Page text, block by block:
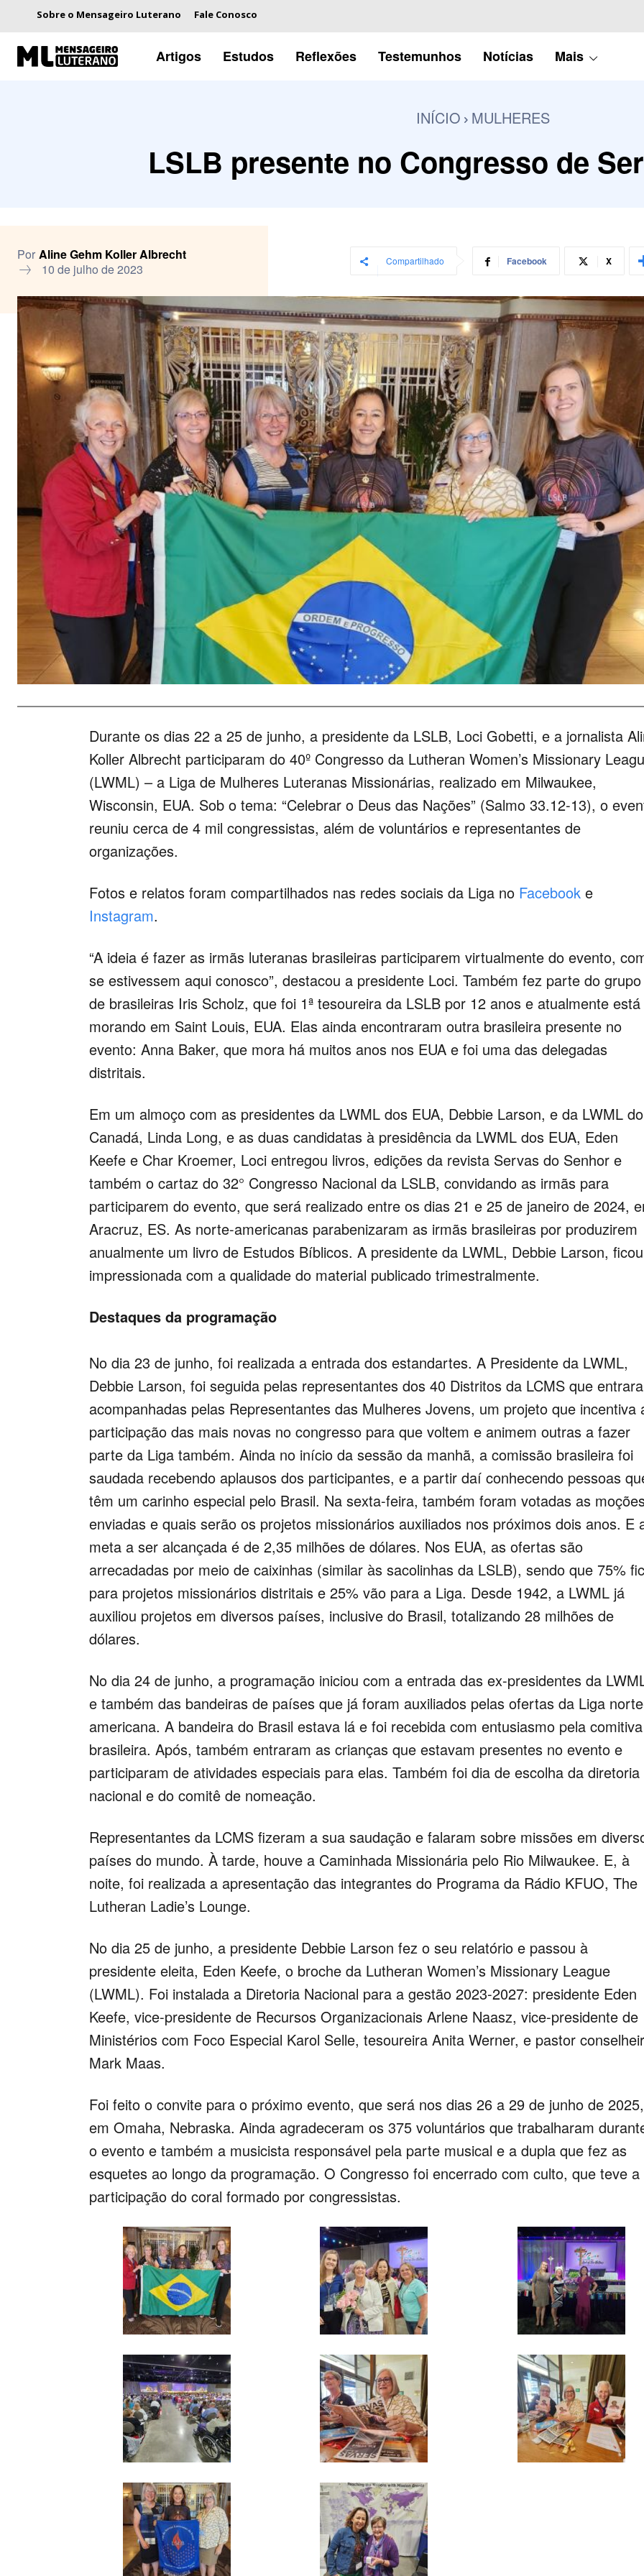
Sobre o Mensageiro Luterano Fale Conosco
Artigos Estudos Reflexões Testemunhos Notícias Mais
INÍCIO MULHERES
LSLB presente no Congresso de
Por Aline Gehm Koller Albrecht
10 de julho de 2023
Compartilhado Facebook X
Durante os dias 22 a 25 de junho, a presidente da LSLB, Loci Gobetti, e a jornalista
Koller Albrecht participaram do 40º Congresso da Lutheran Women’s Missionary
(LWML) – a Liga de Mulheres Luteranas Missionárias, realizado em Milwaukee,
Wisconsin, EUA. Sob o tema: “Celebrar o Deus das Nações” (Salmo 33.12-13), o
reuniu cerca de 4 mil congressistas, além de voluntários e representantes de
organizações.
Fotos e relatos foram compartilhados nas redes sociais da Liga no Facebook e
Instagram.
“A ideia é fazer as irmãs luteranas brasileiras participarem virtualmente do evento,
se estivessem aqui conosco”, destacou a presidente Loci. Também fez parte do grupo
de brasileiras Iris Scholz, que foi 1ª tesoureira da LSLB por 12 anos e atualmente está
morando em Saint Louis, EUA. Elas ainda encontraram outra brasileira presente no
evento: Anna Baker, que mora há muitos anos nos EUA e foi uma das delegadas
distritais.
Em um almoço com as presidentes da LWML dos EUA, Debbie Larson, e da LWML do
Canadá, Linda Long, e as duas candidatas à presidência da LWML dos EUA, Eden
Keefe e Char Kroemer, Loci entregou livros, edições da revista Servas do Senhor e
também o cartaz do 32° Congresso Nacional da LSLB, convidando as irmãs para
participarem do evento, que será realizado entre os dias 21 e 25 de janeiro de 2024,
Aracruz, ES. As norte-americanas parabenizaram as irmãs brasileiras por produzirem
anualmente um livro de Estudos Bíblicos. A presidente da LWML, Debbie Larson, ficou
impressionada com a qualidade do material publicado trimestralmente.
Destaques da programação
No dia 23 de junho, foi realizada a entrada dos estandartes. A Presidente da LWML,
Debbie Larson, foi seguida pelas representantes dos 40 Distritos da LCMS que
acompanhadas pelas Representantes das Mulheres Jovens, um projeto que incentiva
participação das mais novas no congresso para que voltem e animem outras a fazer
parte da Liga também. Ainda no início da sessão da manhã, a comissão brasileira foi
saudada recebendo aplausos dos participantes, e a partir daí conhecendo pessoas
têm um carinho especial pelo Brasil. Na sexta-feira, também foram votadas as
enviadas e quais serão os projetos missionários auxiliados nos próximos dois anos. E
meta a ser alcançada é de 2,35 milhões de dólares. Nos EUA, as ofertas são
arrecadadas por meio de caixinhas (similar às sacolinhas da LSLB), sendo que 75%
para projetos missionários distritais e 25% vão para a Liga. Desde 1942, a LWML já
auxiliou projetos em diversos países, inclusive do Brasil, totalizando 28 milhões de
dólares.
No dia 24 de junho, a programação iniciou com a entrada das ex-presidentes da
e também das bandeiras de países que já foram auxiliados pelas ofertas da Liga
americana. A bandeira do Brasil estava lá e foi recebida com entusiasmo pela comitiva
brasileira. Após, também entraram as crianças que estavam presentes no evento e
participaram de atividades especiais para elas. Também foi dia de escolha da diretoria
nacional e do comitê de nomeação.
Representantes da LCMS fizeram a sua saudação e falaram sobre missões em
países do mundo. À tarde, houve a Caminhada Missionária pelo Rio Milwaukee. E, à
noite, foi realizada a apresentação das integrantes do Programa da Rádio KFUO, The
Lutheran Ladie’s Lounge.
No dia 25 de junho, a presidente Debbie Larson fez o seu relatório e passou à
presidente eleita, Eden Keefe, o broche da Lutheran Women’s Missionary League
(LWML). Foi instalada a Diretoria Nacional para a gestão 2023-2027: presidente Eden
Keefe, vice-presidente de Recursos Organizacionais Arlene Naasz, vice-presidente de
Ministérios com Foco Especial Karol Selle, tesoureira Anita Werner, e pastor
Mark Maas.
Foi feito o convite para o próximo evento, que será nos dias 26 a 29 de junho de 2025,
em Omaha, Nebraska. Ainda agradeceram os 375 voluntários que trabalharam
o evento e também a musicista responsável pela parte musical e a dupla que fez as
esquetes ao longo da programação. O Congresso foi encerrado com culto, que teve a
participação do coral formado por congressistas.